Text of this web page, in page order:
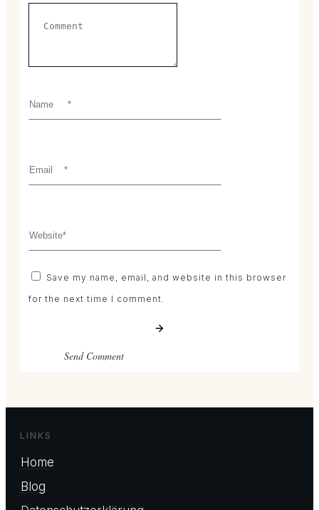
Save my name, email, and website in this browser
for the next time I comment.
Send Comment
LINKS
Home
Blog